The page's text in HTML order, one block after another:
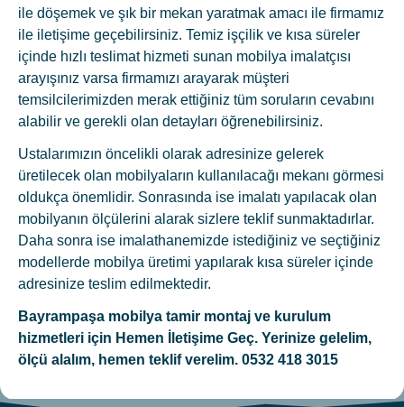
ile döşemek ve şık bir mekan yaratmak amacı ile firmamız
ile iletişime geçebilirsiniz. Temiz işçilik ve kısa süreler
içinde hızlı teslimat hizmeti sunan mobilya imalatçısı
arayışınız varsa firmamızı arayarak müşteri
temsilcilerimizden merak ettiğiniz tüm soruların cevabını
alabilir ve gerekli olan detayları öğrenebilirsiniz.
Ustalarımızın öncelikli olarak adresinize gelerek
üretilecek olan mobilyaların kullanılacağı mekanı görmesi
oldukça önemlidir. Sonrasında ise imalatı yapılacak olan
mobilyanın ölçülerini alarak sizlere teklif sunmaktadırlar.
Daha sonra ise imalathanemizde istediğiniz ve seçtiğiniz
modellerde mobilya üretimi yapılarak kısa süreler içinde
adresinize teslim edilmektedir.
Bayrampaşa mobilya tamir montaj ve kurulum
hizmetleri için Hemen İletişime Geç. Yerinize gelelim,
ölçü alalım, hemen teklif verelim. 0532 418 3015